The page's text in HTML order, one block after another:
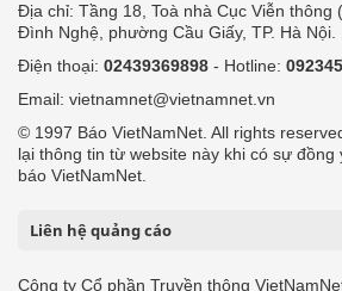
Địa chỉ: Tầng 18, Toà nhà Cục Viễn thông
Đình Nghệ, phường Cầu Giấy, TP. Hà Nội.
Điện thoại: 02439369898 - Hotline:
Email: vietnamnet@vietnamnet.vn
© 1997 Báo VietNamNet. All rights
lại thông tin từ website này khi có sự đồng
báo VietNamNet.
Liên hệ quảng cáo
Công ty Cổ phần Truyền thông